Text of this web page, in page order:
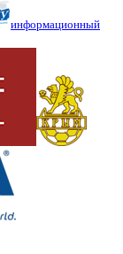
информационный